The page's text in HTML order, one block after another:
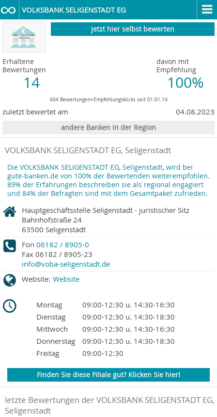
VOLKSBANK SELIGENSTADT EG
jetzt hier selbst bewerten
Erhaltene
Bewertungen
14
davon mit
Empfehlung
100%
604 Bewertungen+Empfehlungsklicks seit 01.01.14
zuletzt bewertet am 04.08.2023
andere Banken in der Region
VOLKSBANK SELIGENSTADT EG, Seligenstadt
Die VOLKSBANK SELIGENSTADT EG, Seligenstadt, wird bei
gute-banken.de von 100% der Bewertenden weiterempfohlen.
89% der Erfahrungen beschreiben sie als regional engagiert
und 84% der Befragten sind mit dem Gesamtpaket zufrieden.
Hauptgeschäftsstelle Seligenstadt - juristischer Sitz
Bahnhofstraße 24
63500 Seligenstadt
Fon 06182 / 8905-0
Fax 06182 / 8905-23
info@voba-seligenstadt.de
Website: Website
Montag
09:00-12:30 u. 14:30-16:30
Dienstag
09:00-12:30 u. 14:30-18:30
Mittwoch
09:00-12:30 u. 14:30-16:30
Donnerstag
09:00-12:30 u. 14:30-18:30
Freitag
09:00-12:30
Finden Sie diese Filiale gut? Klicken Sie hier!
letzte Bewertungen der VOLKSBANK SELIGENSTADT EG,
Seligenstadt